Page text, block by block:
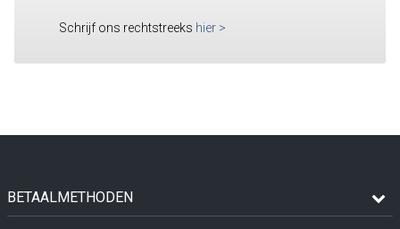
Schrijf ons rechtstreeks hier >
BETAALMETHODEN